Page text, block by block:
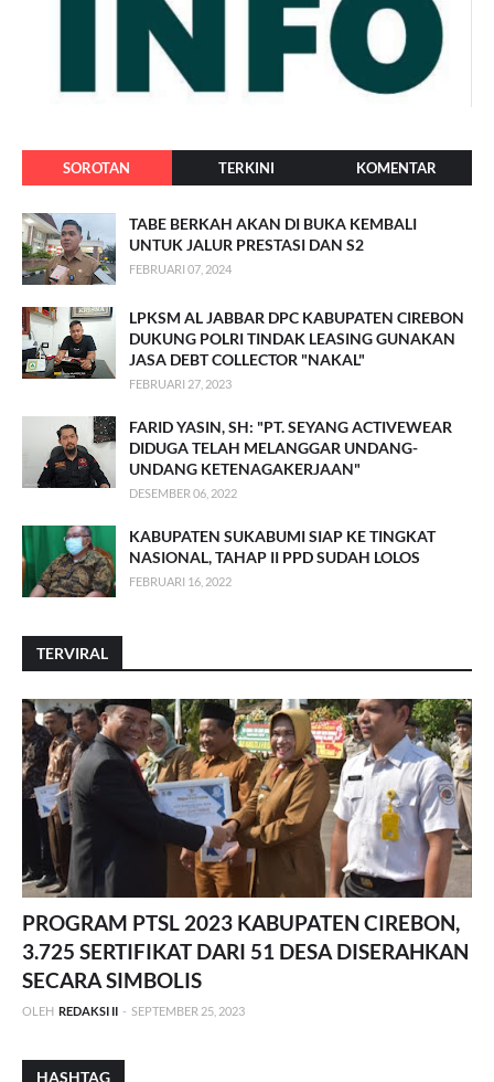
SOROTAN TERKINI KOMENTAR
TABE BERKAH AKAN DI BUKA KEMBALI
UNTUK JALUR PRESTASI DAN S2
FEBRUARI 07, 2024
LPKSM AL JABBAR DPC KABUPATEN CIREBON
DUKUNG POLRI TINDAK LEASING GUNAKAN
JASA DEBT COLLECTOR "NAKAL"
FEBRUARI 27, 2023
FARID YASIN, SH: "PT. SEYANG ACTIVEWEAR
DIDUGA TELAH MELANGGAR UNDANG-
UNDANG KETENAGAKERJAAN"
DESEMBER 06, 2022
KABUPATEN SUKABUMI SIAP KE TINGKAT
NASIONAL, TAHAP II PPD SUDAH LOLOS
FEBRUARI 16, 2022
TERVIRAL
PROGRAM PTSL 2023 KABUPATEN CIREBON,
3.725 SERTIFIKAT DARI 51 DESA DISERAHKAN
SECARA SIMBOLIS
OLEH REDAKSI II - SEPTEMBER 25, 2023
HASHTAG